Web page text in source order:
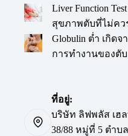
Liver Function
สุขภาพตับที่ไม่คว
Globulin ต่ำ เกิด
การทำงานของตับ
ที่อยู่:
บริษัท ลิฟพลัส เฮ
38/88 หมู่ที่ 5 ตำบ